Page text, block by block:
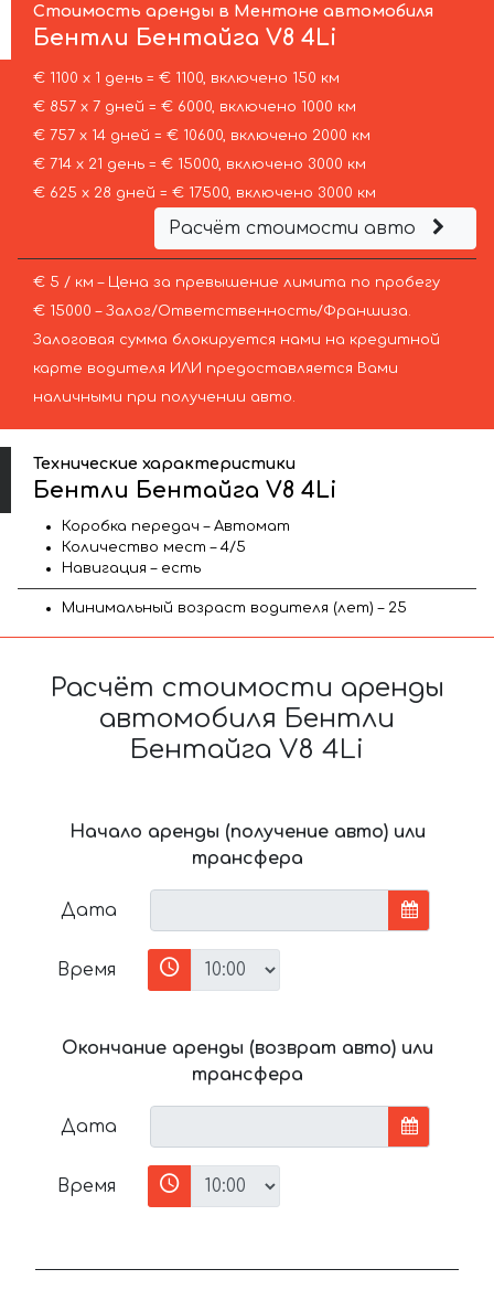
Стоимость аренды в Ментоне автомобиля
Бентли Бентайга V8 4Li
€ 1100 х 1 день = € 1100, включено 150 км
€ 857 х 7 дней = € 6000, включено 1000 км
€ 757 х 14 дней = € 10600, включено 2000 км
€ 714 х 21 день = € 15000, включено 3000 км
€ 625 х 28 дней = € 17500, включено 3000 км
Расчёт стоимости авто
€ 5 / км – Цена за превышение лимита по пробегу
€ 15000 – Залог/Ответственность/Франшиза.
Залоговая сумма блокируется нами на кредитной
карте водителя ИЛИ предоставляется Вами
наличными при получении авто.
Технические характеристики
Бентли Бентайга V8 4Li
Коробка передач – Автомат
Количество мест – 4/5
Навигация – есть
Минимальный возраст водителя (лет) – 25
Расчёт стоимости аренды
автомобиля Бентли
Бентайга V8 4Li
Начало аренды (получение авто) или
трансфера
Дата
Время
Окончание аренды (возврат авто) или
трансфера
Дата
Время